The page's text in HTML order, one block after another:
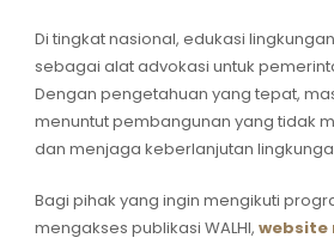
Di tingkat nasional, edukasi
sebagai alat advokasi untuk
Dengan pengetahuan yang tepat,
menuntut pembangunan yang tidak
dan menjaga keberlanjutan
Bagi pihak yang ingin mengikuti
mengakses publikasi WALHI, website